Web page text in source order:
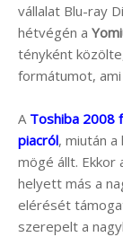
vállalat Blu-ray
hétvégén a
tényként
formátumot,
A Toshiba 2008
piacról, miután
mögé állt. Ekkor
helyett más a
elérését
szerepelt a